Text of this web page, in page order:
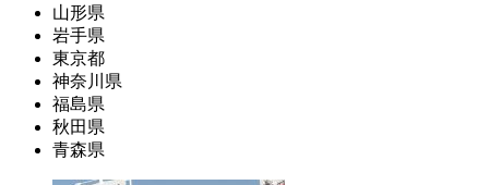
山形県
岩手県
東京都
神奈川県
福島県
秋田県
青森県